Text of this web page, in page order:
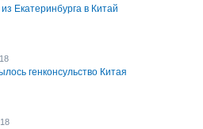
Екатеринбурга в Китай
генконсульство Китая